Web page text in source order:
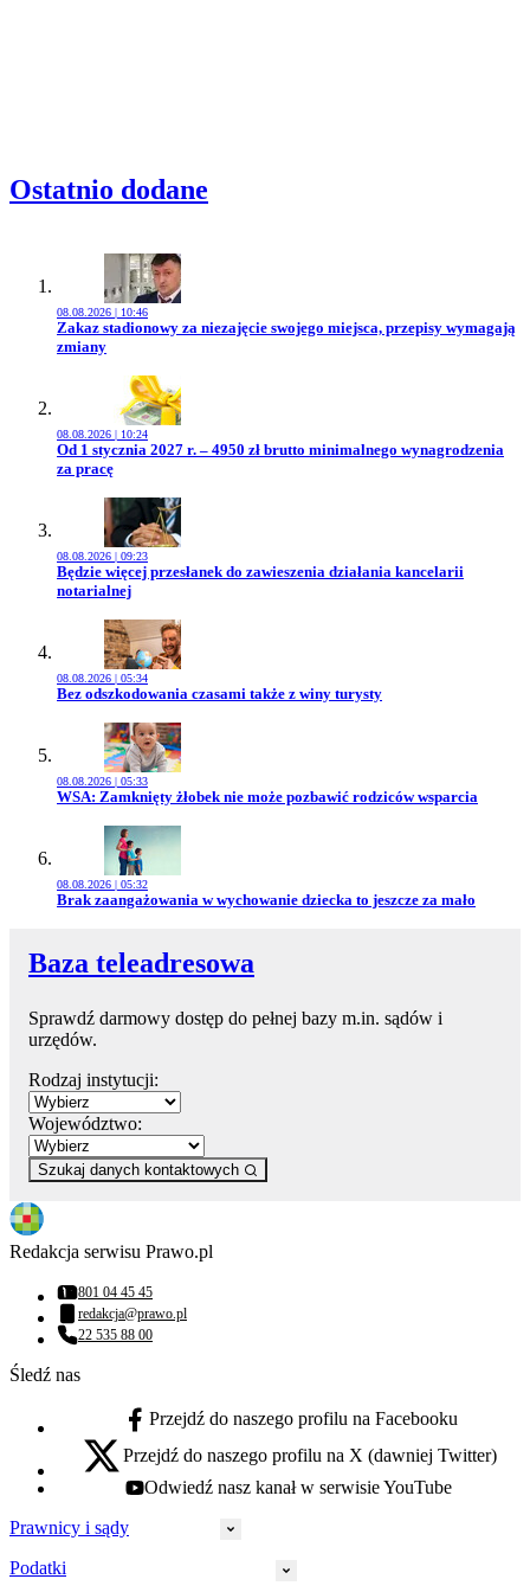
Ostatnio dodane
08.08.2026 | 10:46
Przejdź do artykułu:
Zakaz stadionowy za niezajęcie swojego miejsca, przepisy wymagają
zmiany
08.08.2026 | 10:24
Przejdź do artykułu:
Od 1 stycznia 2027 r. – 4950 zł brutto minimalnego wynagrodzenia
za pracę
08.08.2026 | 09:23
Przejdź do artykułu:
Będzie więcej przesłanek do zawieszenia działania kancelarii
notarialnej
08.08.2026 | 05:34
Przejdź do artykułu:
Bez odszkodowania czasami także z winy turysty
08.08.2026 | 05:33
Przejdź do artykułu:
WSA: Zamknięty żłobek nie może pozbawić rodziców wsparcia
08.08.2026 | 05:32
Przejdź do artykułu:
Brak zaangażowania w wychowanie dziecka to jeszcze za mało
Baza teleadresowa
Sprawdź darmowy dostęp do pełnej bazy m.in. sądów i
urzędów.
Rodzaj instytucji:
Województwo:
Szukaj danych kontaktowych
Redakcja serwisu Prawo.pl
Numer telefonu:
801 04 45 45
Adres email:
redakcja@prawo.pl
Numer telefonu:
22 535 88 00
Śledź nas
facebook - otwiera się w nowej karcie
Przejdź do naszego profilu na Facebooku
x - otwiera się w nowej karcie
Przejdź do naszego profilu na X (dawniej Twitter)
youtube - otwiera się w nowej karcie
Odwiedź nasz kanał w serwisie YouTube
Prawnicy i sądy
Podatki